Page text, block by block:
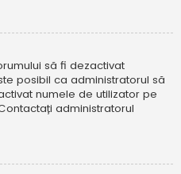
să fi dezactivat
posibil ca administratorul să
numele de utilizator pe
administratorul